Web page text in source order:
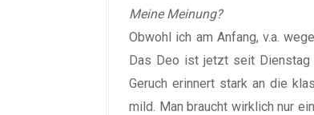
Meine Meinung?
Obwohl ich am Anfang, v.a.
Das Deo ist jetzt seit Dienstag
Geruch erinnert stark an die
mild. Man braucht wirklich nur